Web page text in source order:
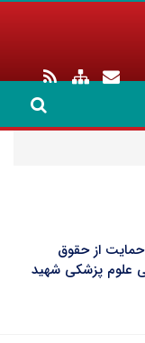
از حقوق
علوم پزشکی شهید